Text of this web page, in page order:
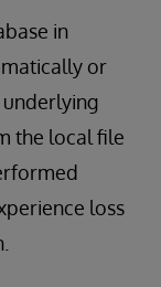
in
or
the local file
loss